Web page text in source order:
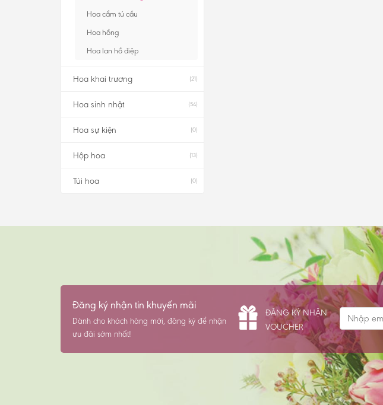
Hoa cẩm tú cầu
Hoa hồng
Hoa lan hồ điệp
Hoa khai trương (21)
Hoa sinh nhật (54)
Hoa sự kiện (0)
Hộp hoa (13)
Túi hoa (0)
Đăng ký nhận tin khuyến mãi
Dành cho khách hàng mới, đăng ký để nhận
ưu đãi sớm nhất!
ĐĂNG KÝ NHẬN
VOUCHER